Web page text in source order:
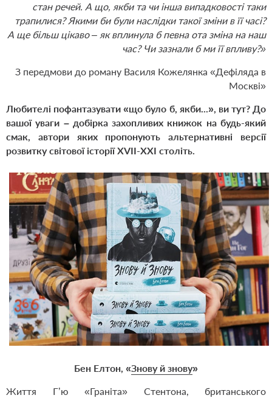
стан речей. А що, якби та чи інша випадковості таки
трапилися? Якими би були наслідки такої зміни в її часі?
А ще більш цікаво – як вплинула б певна ота зміна на наш
час? Чи зазнали б ми її впливу?»
З передмови до роману Василя Кожелянка «Дефіляда в
Москві»
Любителі пофантазувати «що було б, якби...», ви тут? До
вашої уваги – добірка захопливих книжок на будь-який
смак, автори яких пропонують альтернативні версії
розвитку світової історії XVII-XXI століть.
Бен Елтон, «Знову й знову»
Життя Г’ю «Граніта» Стентона, британського